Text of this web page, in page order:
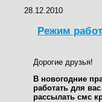
28.12.2010
Режим
Дорогие друзья!
В новогодние
работать для
рассылать смс